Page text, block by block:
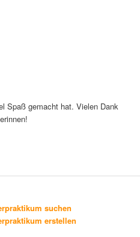
Spaß gemacht hat. Vielen Dank
suchen
erstellen